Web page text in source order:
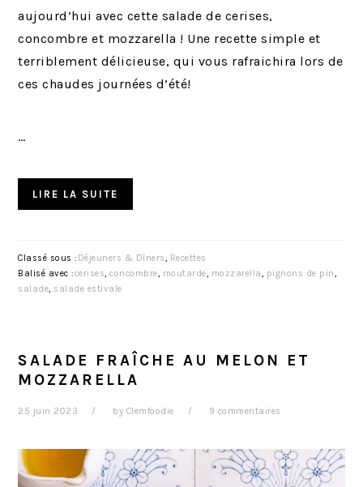
aujourd’hui avec cette salade de cerises,
concombre et mozzarella ! Une recette simple et
terriblement délicieuse, qui vous rafraichira lors de
ces chaudes journées d’été!
…
LIRE LA SUITE
Classé sous : Déjeuners & Dîners
Recettes
Balisé avec :cerises ,concombre moutarde mozzarella pignons de pin
salade salade estivale
SALADE FRAÎCHE AU MELON ET
MOZZARELLA
25 juin 2023 by Clemfoodie 9 commentaires